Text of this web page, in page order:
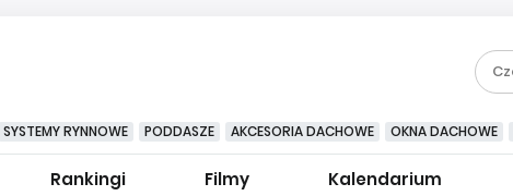
SYSTEMY RYNNOWE PODDASZE AKCESORIA DACHOWE OKNA DACHOWE
Rankingi Filmy Kalendarium